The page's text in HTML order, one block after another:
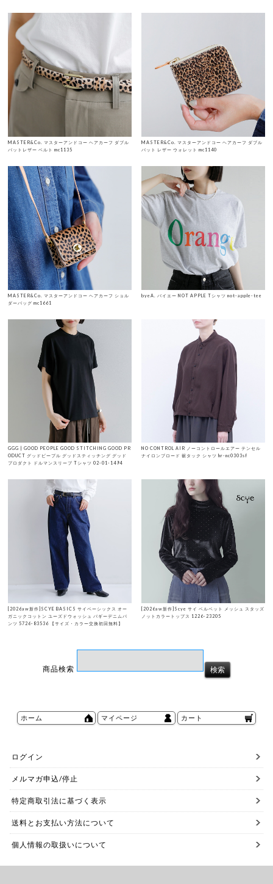
MASTER&Co. マスターアンドコー ヘアカーフ ダブル
バットレザー ベルト mc1135
MASTER&Co. マスターアンドコー ヘアカーフ ダブル
バット レザー ウォレット mc1140
MASTER&Co. マスターアンドコー ヘアカーフ ショル
ダーバッグ mc1661
byeA. バイエー NOT APPLE Tシャツ not-apple-tee
GGG | GOOD PEOPLE GOOD STITCHING GOOD PR
ODUCT グッドピープル グッドスティッチング グッド
プロダクト ドルマンスリーブ Tシャツ 02-01-1494
NO CONTROL AIR ノーコントロールエアー テンセル
ナイロンブロード 裾タック シャツ hr-nc0303sf
[2026aw新作]SCYE BASICS サイベーシックス オー
ガニックコットン ユーズドウォッシュ バギーデニムパ
ンツ 5726-83536 【サイズ・カラー交換初回無料】
[2026aw新作]Scye サイ ベルベット メッシュ スタッズ
ノットカラートップス 1226-23205
商品検索
ホーム マイページ カート
ログイン
メルマガ申込/停止
特定商取引法に基づく表示
送料とお支払い方法について
個人情報の取扱いについて